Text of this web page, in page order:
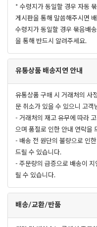
* 수령지가 동일할 경우 자동
게시판을 통해 말씀해주시면
수령지가 동일할 경우 묶음배
을 통해 반드시 알려주세요.
유통상품 배송지연 안내
유통상품 구매 시 거래처의 사
문 취소가 있을 수 있으니 고객
- 거래처의 재고 유무에 따라
으며 품절로 인한 안내 연락을
- 배송 전 원단의 불량으로 인
드릴 수 있습니다.
- 주문량의 급증으로 배송이
릴 수 있습니다.
배송/교환/반품